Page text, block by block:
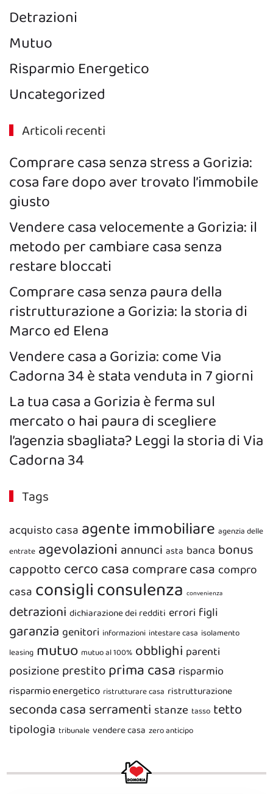
Detrazioni
Mutuo
Risparmio Energetico
Uncategorized
Articoli recenti
Comprare casa senza stress a Gorizia:
cosa fare dopo aver trovato l’immobile
giusto
Vendere casa velocemente a Gorizia: il
metodo per cambiare casa senza
restare bloccati
Comprare casa senza paura della
ristrutturazione a Gorizia: la storia di
Marco ed Elena
Vendere casa a Gorizia: come Via
Cadorna 34 è stata venduta in 7 giorni
La tua casa a Gorizia è ferma sul
mercato o hai paura di scegliere
l’agenzia sbagliata? Leggi la storia di Via
Cadorna 34
Tags
acquisto casa agente immobiliare agenzia delle
entrate agevolazioni annunci asta banca bonus
cappottocerco casacomprare casa compro
casa consigliconsulenza convenienza
detrazioni dichiarazione dei redditi errori figli
garanzia genitori informazioni intestare casa isolamento
leasing mutuo mutuo al 100% obblighi parenti
posizioneprestitoprima casa risparmio
risparmio energetico ristrutturare casa ristrutturazione
seconda casaserramenti stanze tasso tetto
tipologia tribunale vendere casa zero anticipo